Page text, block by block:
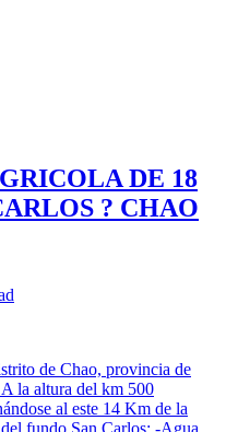
DE 18
? CHAO
de Chao, provincia de
la altura del km 500
al este 14 Km de la